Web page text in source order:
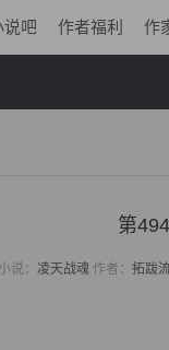
说吧 作者福利 作
第
小说： 凌天战魂作者： 拓跋